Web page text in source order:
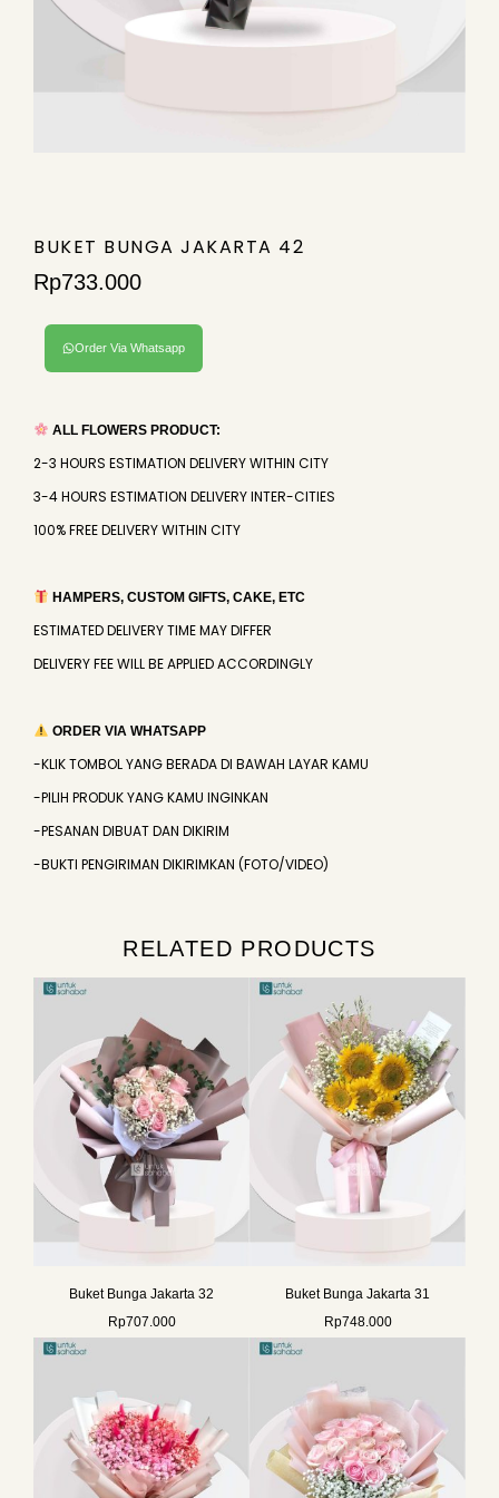
BUKET BUNGA JAKARTA 42
Rp733.000
Order Via Whatsapp
ALL FLOWERS PRODUCT:
2-3 HOURS ESTIMATION DELIVERY WITHIN CITY
3-4 HOURS ESTIMATION DELIVERY INTER-CITIES
100% FREE DELIVERY WITHIN CITY
HAMPERS, CUSTOM GIFTS, CAKE, ETC
ESTIMATED DELIVERY TIME MAY DIFFER
DELIVERY FEE WILL BE APPLIED ACCORDINGLY
ORDER VIA WHATSAPP
-KLIK TOMBOL YANG BERADA DI BAWAH LAYAR KAMU
-PILIH PRODUK YANG KAMU INGINKAN
-PESANAN DIBUAT DAN DIKIRIM
-BUKTI PENGIRIMAN DIKIRIMKAN (FOTO/VIDEO)
RELATED PRODUCTS
Buket Bunga Jakarta 32
Rp707.000
Buket Bunga Jakarta 31
Rp748.000